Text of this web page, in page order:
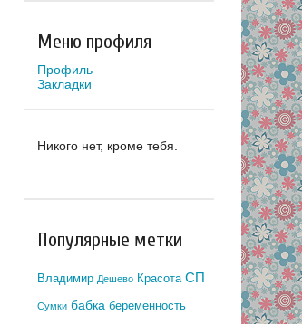
Меню профиля
Профиль
Закладки
Никого нет, кроме тебя.
Популярные метки
Владимир Дешево Красота СП
Сумки бабка беременность